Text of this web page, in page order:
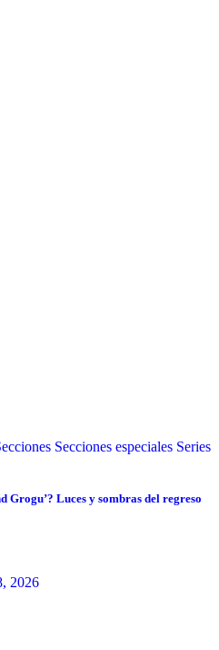
Secciones especiales Series
Grogu’? Luces y sombras del regreso
2026